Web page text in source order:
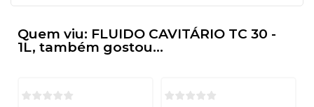
Quem viu: FLUIDO CAVITÁRIO TC 30 -
1L, também gostou...